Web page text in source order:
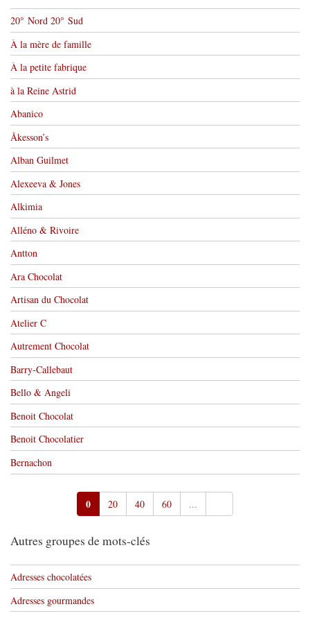
20° Nord 20° Sud
À la mère de famille
À la petite fabrique
à la Reine Astrid
Abanico
Åkesson’s
Alban Guilmet
Alexeeva & Jones
Alkimia
Alléno & Rivoire
Antton
Ara Chocolat
Artisan du Chocolat
Atelier C
Autrement Chocolat
Barry-Callebaut
Bello & Angeli
Benoit Chocolat
Benoit Chocolatier
Bernachon
0 20 40 60 ...
Autres groupes de mots-clés
Adresses chocolatées
Adresses gourmandes